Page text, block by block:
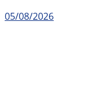
05/08/2026